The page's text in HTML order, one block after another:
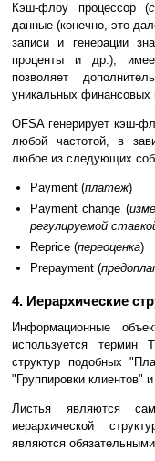
Кэш-флоу процессор (
данные (конечно, это
записи и генерации
проценты и др.),
позволяет
уникальных финансовых
OFSA генерирует кэш-
любой частотой, в
любое из следующих
Payment (платеж)
Payment change (
регулируемой
Reprice (переоценка)
Prepayment (
4. Иерархические
Информационные
используется термин
структур подобных
"Группировки клиентов" и
Листья являются
иерархической
являются